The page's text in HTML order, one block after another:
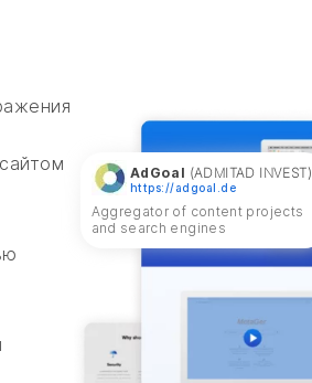
AdGoal (ADMITAD INVEST)
https://adgoal.de
Aggregator of content projects
and search engines